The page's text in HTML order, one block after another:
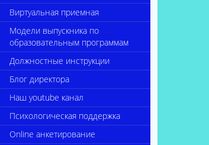
Виртуальная приемная
Модели выпускника по
образовательным программам
Должностные инструкции
Блог директора
Наш youtube канал
Психологическая поддержка
Online анкетирование